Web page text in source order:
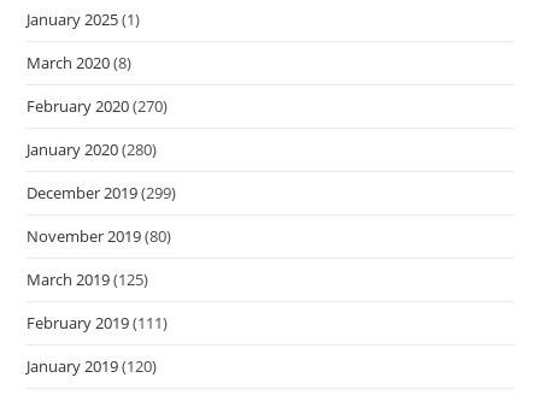
January 2025(1)
March 2020(8)
February 2020(270)
January 2020(280)
December 2019(299)
November 2019(80)
March 2019(125)
February 2019(111)
January 2019(120)